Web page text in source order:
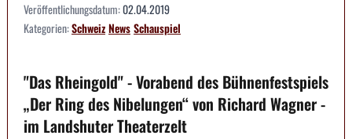
Veröffentlichungsdatum:02.04.2019
Kategorien:SchweizNewsSchauspiel
"Das Rheingold" - Vorabend des Bühnenfestspiels
„Der Ring des Nibelungen“ von Richard Wagner -
im Landshuter Theaterzelt